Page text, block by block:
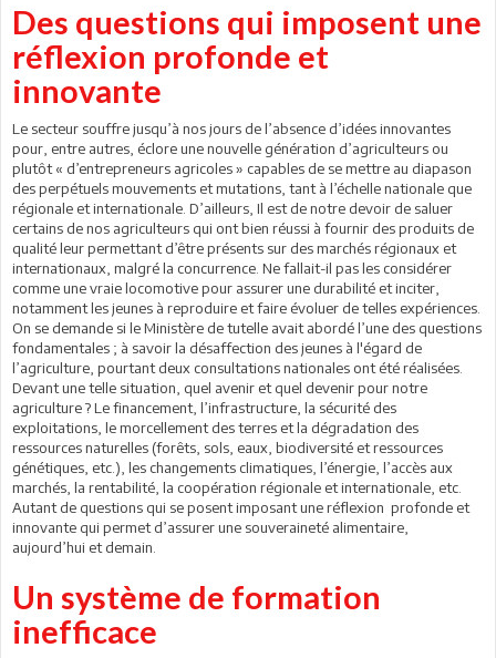
Des questions qui imposent une
réflexion profonde et
innovante
Le secteur souffre jusqu’à nos jours de l’absence d’idées innovantes
pour, entre autres, éclore une nouvelle génération d’agriculteurs ou
plutôt « d’entrepreneurs agricoles » capables de se mettre au diapason
des perpétuels mouvements et mutations, tant à l’échelle nationale que
régionale et internationale. D’ailleurs, Il est de notre devoir de saluer
certains de nos agriculteurs qui ont bien réussi à fournir des produits de
qualité leur permettant d’être présents sur des marchés régionaux et
internationaux, malgré la concurrence. Ne fallait-il pas les considérer
comme une vraie locomotive pour assurer une durabilité et inciter,
notamment les jeunes à reproduire et faire évoluer de telles expériences.
On se demande si le Ministère de tutelle avait abordé l’une des questions
fondamentales ; à savoir la désaffection des jeunes à l'égard de
l’agriculture, pourtant deux consultations nationales ont été réalisées.
Devant une telle situation, quel avenir et quel devenir pour notre
agriculture ? Le financement, l’infrastructure, la sécurité des
exploitations, le morcellement des terres et la dégradation des
ressources naturelles (forêts, sols, eaux, biodiversité et ressources
génétiques, etc.), les changements climatiques, l’énergie, l’accès aux
marchés, la rentabilité, la coopération régionale et internationale, etc.
Autant de questions qui se posent imposant une réflexion profonde et
innovante qui permet d’assurer une souveraineté alimentaire,
aujourd’hui et demain.
Un système de formation
inefficace